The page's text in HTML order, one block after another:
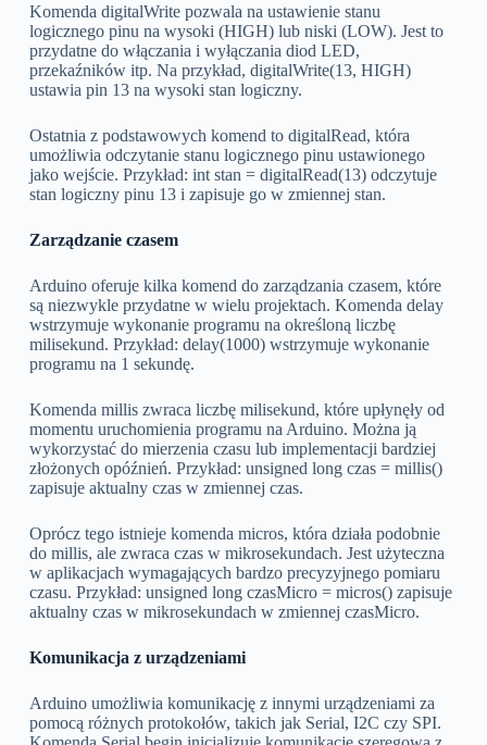
Komenda digitalWrite pozwala na ustawienie stanu
logicznego pinu na wysoki (HIGH) lub niski (LOW). Jest to
przydatne do włączania i wyłączania diod LED,
przekaźników itp. Na przykład, digitalWrite(13, HIGH)
ustawia pin 13 na wysoki stan logiczny.
Ostatnia z podstawowych komend to digitalRead, która
umożliwia odczytanie stanu logicznego pinu ustawionego
jako wejście. Przykład: int stan = digitalRead(13) odczytuje
stan logiczny pinu 13 i zapisuje go w zmiennej stan.
Zarządzanie czasem
Arduino oferuje kilka komend do zarządzania czasem, które
są niezwykle przydatne w wielu projektach. Komenda delay
wstrzymuje wykonanie programu na określoną liczbę
milisekund. Przykład: delay(1000) wstrzymuje wykonanie
programu na 1 sekundę.
Komenda millis zwraca liczbę milisekund, które upłynęły od
momentu uruchomienia programu na Arduino. Można ją
wykorzystać do mierzenia czasu lub implementacji bardziej
złożonych opóźnień. Przykład: unsigned long czas = millis()
zapisuje aktualny czas w zmiennej czas.
Oprócz tego istnieje komenda micros, która działa podobnie
do millis, ale zwraca czas w mikrosekundach. Jest użyteczna
w aplikacjach wymagających bardzo precyzyjnego pomiaru
czasu. Przykład: unsigned long czasMicro = micros() zapisuje
aktualny czas w mikrosekundach w zmiennej czasMicro.
Komunikacja z urządzeniami
Arduino umożliwia komunikację z innymi urządzeniami za
pomocą różnych protokołów, takich jak Serial, I2C czy SPI.